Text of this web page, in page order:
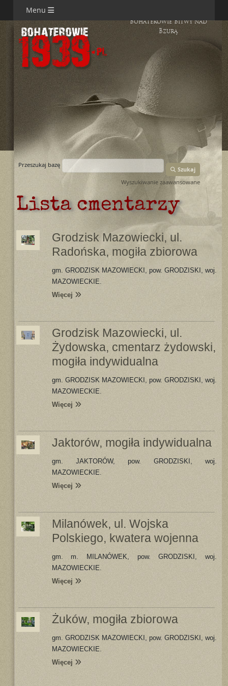
Menu
Bohaterowie Bitwy nad
Bzurą
Przeszukaj bazę
Szukaj
Wyszukiwanie zaawansowane
Lista cmentarzy
Grodzisk Mazowiecki, ul.
Radońska, mogiła zbiorowa
gm. GRODZISK MAZOWIECKI, pow. GRODZISKI, woj.
MAZOWIECKIE.
Więcej
Grodzisk Mazowiecki, ul.
Żydowska, cmentarz żydowski,
mogiła indywidualna
gm. GRODZISK MAZOWIECKI, pow. GRODZISKI, woj.
MAZOWIECKIE.
Więcej
Jaktorów, mogiła indywidualna
gm. JAKTORÓW, pow. GRODZISKI, woj.
MAZOWIECKIE.
Więcej
Milanówek, ul. Wojska
Polskiego, kwatera wojenna
gm. m. MILANÓWEK, pow. GRODZISKI, woj.
MAZOWIECKIE.
Więcej
Żuków, mogiła zbiorowa
gm. GRODZISK MAZOWIECKI, pow. GRODZISKI, woj.
MAZOWIECKIE.
Więcej